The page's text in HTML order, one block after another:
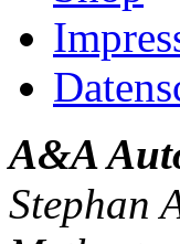
A&A
Stephan